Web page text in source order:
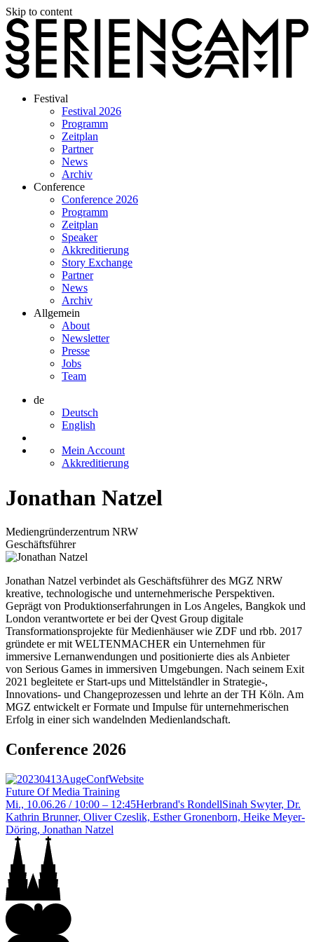
Skip to content
Festival
Festival 2026
Programm
Zeitplan
Partner
News
Archiv
Conference
Conference 2026
Programm
Zeitplan
Speaker
Akkreditierung
Story Exchange
Partner
News
Archiv
Allgemein
About
Newsletter
Presse
Jobs
Team
de
Deutsch
English
Mein Account
Akkreditierung
Jonathan Natzel
Mediengründerzentrum NRW
Geschäftsführer
Jonathan Natzel verbindet als Geschäftsführer des MGZ NRW
kreative, technologische und unternehmerische Perspektiven.
Geprägt von Produktionserfahrungen in Los Angeles, Bangkok und
London verantwortete er bei der Qvest Group digitale
Transformationsprojekte für Medienhäuser wie ZDF und rbb. 2017
gründete er mit WELTENMACHER ein Unternehmen für
immersive Lernanwendungen und positionierte dies als Anbieter
von Serious Games in immersiven Umgebungen. Nach seinem Exit
2021 begleitete er Start-ups und Mittelständler in Strategie-,
Innovations- und Changeprozessen und lehrte an der TH Köln. Am
MGZ entwickelt er Formate und Impulse für unternehmerischen
Erfolg in einer sich wandelnden Medienlandschaft.
Conference 2026
Future Of Media Training
Mi., 10.06.26 / 10:00 – 12:45Herbrand's RondellSinah Swyter, Dr.
Kathrin Brunner, Oliver Czeslik, Esther Gronenborn, Heike Meyer-
Döring, Jonathan Natzel